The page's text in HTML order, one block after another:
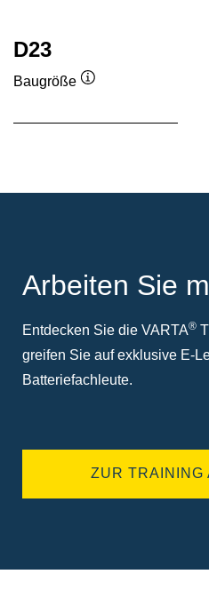
D23
Baugröße
Arbeiten Sie
Entdecken Sie die VARTA®
greifen Sie auf exklusive E-
Batteriefachleute.
ZUR TRAINING